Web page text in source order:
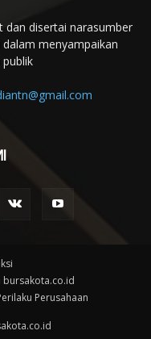
dan disertai narasumber
menyampaikan
bursakota.co.id
Perusahaan